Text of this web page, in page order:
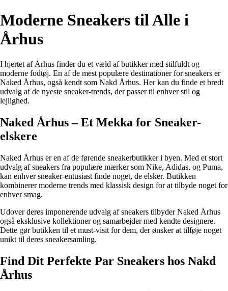
Moderne Sneakers til Alle i
Århus
I hjertet af Århus finder du et væld af butikker med stilfuldt og
moderne fodtøj. En af de mest populære destinationer for sneakers er
Naked Århus, også kendt som Nakd Århus. Her kan du finde et bredt
udvalg af de nyeste sneaker-trends, der passer til enhver stil og
lejlighed.
Naked Århus – Et Mekka for Sneaker-
elskere
Naked Århus er en af de førende sneakerbutikker i byen. Med et stort
udvalg af sneakers fra populære mærker som Nike, Adidas, og Puma,
kan enhver sneaker-entusiast finde noget, de elsker. Butikken
kombinerer moderne trends med klassisk design for at tilbyde noget for
enhver smag.
Udover deres imponerende udvalg af sneakers tilbyder Naked Århus
også eksklusive kollektioner og samarbejder med kendte designere.
Dette gør butikken til et must-visit for dem, der ønsker at tilføje noget
unikt til deres sneakersamling.
Find Dit Perfekte Par Sneakers hos Nakd
Århus